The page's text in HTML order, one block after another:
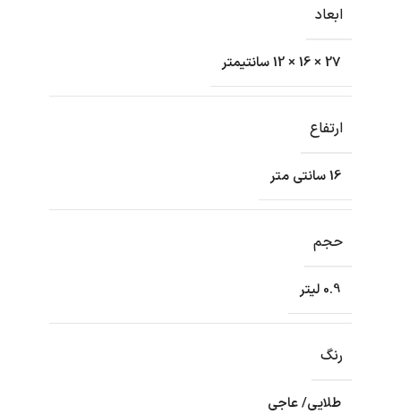
ابعاد
27 × 16 × 12 سانتیمتر
ارتفاع
16 سانتی متر
حجم
0.9 لیتر
رنگ
طلایی/ عاجی